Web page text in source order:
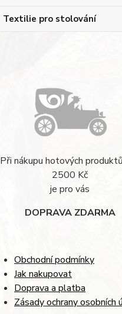
Textilie pro stolování
Při nákupu hotových
2500 Kč
je pro vás
DOPRAVA ZDARMA
Obchodní podmínky
Jak nakupovat
Doprava a platba
Zásady ochrany osobních